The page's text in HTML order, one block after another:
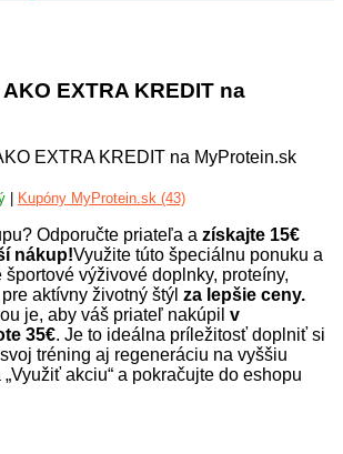
EXTRA KREDIT na
Kupóny MyProtein.sk (43)
Odporučte priateľa a získajte 15€
nákup!Využite túto špeciálnu ponuku a
výživové doplnky, proteíny,
aktívny životný štýl za lepšie ceny.
je, aby váš priateľ nakúpil v
35€. Je to ideálna príležitosť doplniť si
tréning aj regeneráciu na vyššiu
akciu“ a pokračujte do eshopu